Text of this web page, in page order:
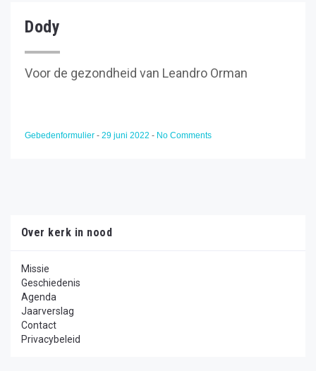
Dody
Voor de gezondheid van Leandro Orman
Gebedenformulier - 29 juni 2022 - No Comments
Over kerk in nood
Missie
Geschiedenis
Agenda
Jaarverslag
Contact
Privacybeleid